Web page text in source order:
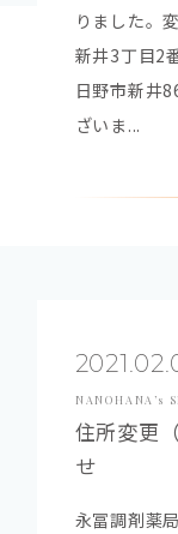
りました。
新井3丁目2
日野市新井
ざいま...
NANOHANA’s
住所変更
せ
永冨調剤薬